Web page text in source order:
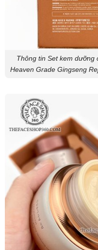
Thông tin Set kem dưỡng
Heaven Grade Gingseng